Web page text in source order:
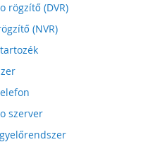
rögzítő (DVR)
(NVR)
szerver